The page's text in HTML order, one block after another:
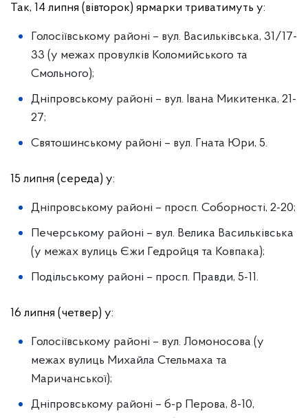
Так, 14 липня (вівторок) ярмарки триватимуть у:
Голосіївському районі – вул. Васильківська, 31/17-
33 (у межах провулків Коломийського та
Смольного);
Дніпровському районі – вул. Івана Микитенка, 21-
27;
Святошинському районі – вул. Гната Юри, 5.
15 липня (середа) у:
Дніпровському районі – просп. Соборності, 2-20;
Печерському районі – вул. Велика Васильківська
(у межах вулиць Єжи Гедройця та Ковпака);
Подільському районі – просп. Правди, 5-11.
16 липня (четвер) у:
Голосіївському районі – вул. Ломоносова (у
межах вулиць Михайла Стельмаха та
Маричанської);
Дніпровському районі – б-р Перова, 8-10,